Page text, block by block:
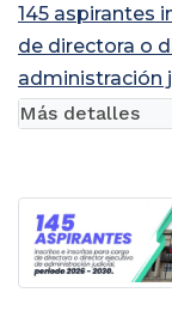
145 aspirantes
de directora o
administración
Más detalles